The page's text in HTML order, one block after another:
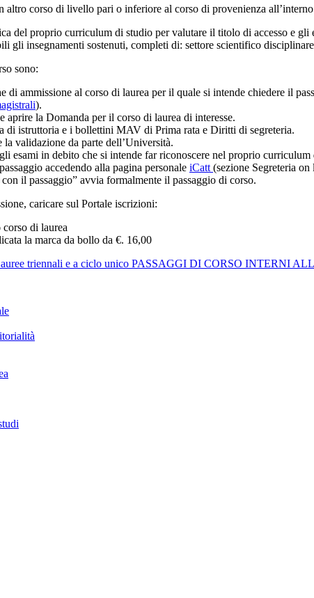
altro corso di livello pari o inferiore al corso di provenienza
del proprio curriculum di studio per valutare il titolo di accesso e
gli insegnamenti sostenuti, completi di: settore scientifico
sono:
di ammissione al corso di laurea per il quale si intende chiedere il
).
aprire la Domanda per il corso di laurea di interesse.
di istruttoria e i bollettini MAV di Prima rata e Diritti di segreteria.
validazione da parte dell’Università.
esami in debito che si intende far riconoscere nel proprio curriculum
accedendo alla pagina personale iCatt(sezione Segreteria
il passaggio” avvia formalmente il passaggio di corso.
caricare sul Portale iscrizioni:
di laurea
la marca da bollo da €. 16,00
triennali e a ciclo unico PASSAGGI DI CORSO INTERNI